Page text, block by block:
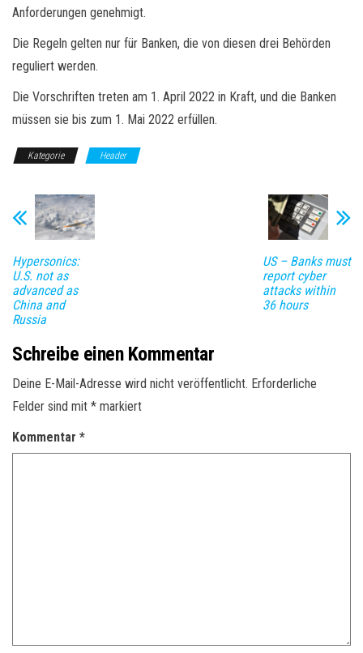
Anforderungen genehmigt.
Die Regeln gelten nur für Banken, die von diesen drei Behörden
reguliert werden.
Die Vorschriften treten am 1. April 2022 in Kraft, und die Banken
müssen sie bis zum 1. Mai 2022 erfüllen.
Kategorie Header
Hypersonics:
U.S. not as
advanced as
China and
Russia
US – Banks must
report cyber
attacks within
36 hours
Schreibe einen Kommentar
Deine E-Mail-Adresse wird nicht veröffentlicht. Erforderliche
Felder sind mit * markiert
Kommentar *